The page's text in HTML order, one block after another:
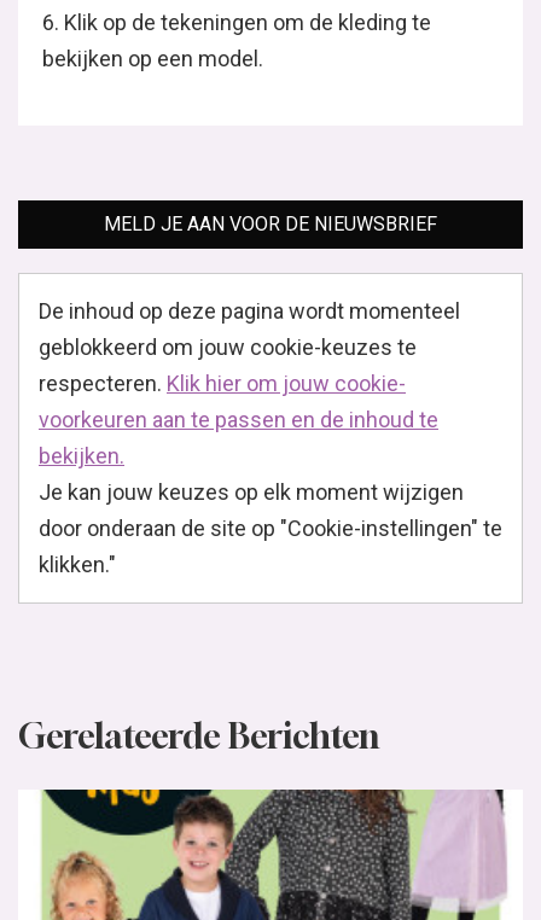
6. Klik op de tekeningen om de kleding te
bekijken op een model.
MELD JE AAN VOOR DE NIEUWSBRIEF
De inhoud op deze pagina wordt momenteel
geblokkeerd om jouw cookie-keuzes te
respecteren. Klik hier om jouw cookie-
voorkeuren aan te passen en de inhoud te
bekijken.
Je kan jouw keuzes op elk moment wijzigen
door onderaan de site op "Cookie-instellingen" te
klikken."
Gerelateerde Berichten